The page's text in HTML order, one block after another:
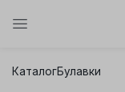
КаталогБулавки